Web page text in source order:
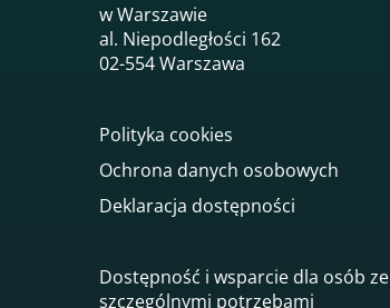
w Warszawie
al. Niepodległości 162
02-554 Warszawa
Polityka cookies
Ochrona danych osobowych
Deklaracja dostępności
Dostępność i wsparcie dla osób ze
szczególnymi potrzebami